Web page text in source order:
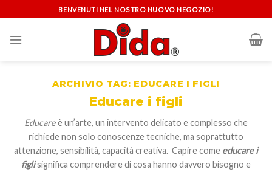
to
content
BENVENUTI NEL NOSTRO NUOVO NEGOZIO!
ARCHIVIO TAG: EDUCARE I FIGLI
Educare i figli
Educareè un’arte, un intervento delicato e complesso che
richiede non solo conoscenze tecniche, ma soprattutto
attenzione, sensibilità, capacità creativa. Capire come educare i
figlisignifica comprendere di cosa hanno davvero bisogno e